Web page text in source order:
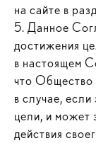
на сайте в
5. Данное
достижения
в настоящем
что Общество
в случае,
цели, и может
действия